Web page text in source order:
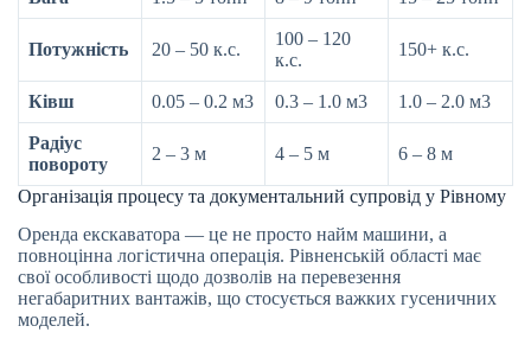
Потужність 20 – 50 к.с.
100 – 120
к.с.
150+ к.с.
Ківш 0.05 – 0.2 м3 0.3 – 1.0 м3 1.0 – 2.0 м3
Радіус
повороту
2 – 3 м 4 – 5 м 6 – 8 м
Організація процесу та документальний супровід у Рівному
Оренда екскаватора — це не просто найм машини, а
повноцінна логістична операція. Рівненській області має
свої особливості щодо дозволів на перевезення
негабаритних вантажів, що стосується важких гусеничних
моделей.